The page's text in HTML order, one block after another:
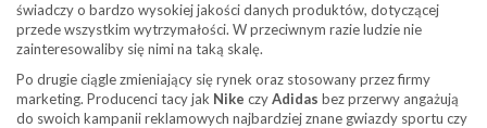
świadczy o bardzo wysokiej jakości danych produktów, dotyczącej
przede wszystkim wytrzymałości. W przeciwnym razie ludzie nie
zainteresowaliby się nimi na taką skalę.
Po drugie ciągle zmieniający się rynek oraz stosowany przez firmy
marketing. Producenci tacy jak Nike czyAdidas bez przerwy angażują
do swoich kampanii reklamowych najbardziej znane gwiazdy sportu czy